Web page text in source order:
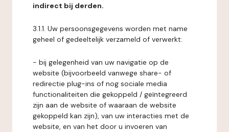
indirect bij derden.
3.1.1. Uw persoonsgegevens worden met name
geheel of gedeeltelijk verzameld of verwerkt:
- bij gelegenheid van uw navigatie op de
website (bijvoorbeeld vanwege share- of
redirectie plug-ins of nog sociale media
functionaliteiten die gekoppeld / geïntegreerd
zijn aan de website of waaraan de website
gekoppeld kan zijn), van uw interacties met de
website, en van het door u invoeren van